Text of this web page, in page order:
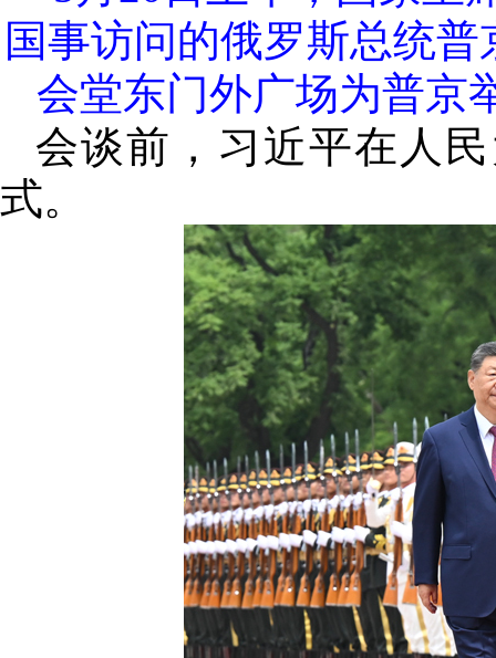
国事访问的俄罗斯总统
会堂东门外广场为普京
会谈前，习近平在人
式。